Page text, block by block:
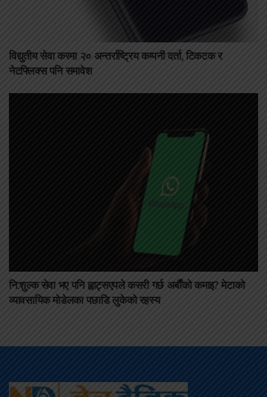
विद्युतीय सेवा करमा २० अन्तर्राष्ट्रिय कम्पनी दर्ता, टिकटक र
नेटफ्लिक्स पनि समावेश
नि:शुल्क सेवा भए पनि ह्वाट्सएपले कसरी गर्छ अर्बौंको कमाइ? मेटाको
व्यावसायिक मोडेलका पछाडि लुकेको रहस्य